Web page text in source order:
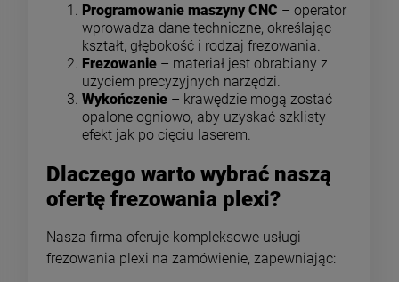
Programowanie maszyny CNC – operator
wprowadza dane techniczne, określając
kształt, głębokość i rodzaj frezowania.
Frezowanie – materiał jest obrabiany z
użyciem precyzyjnych narzędzi.
Wykończenie – krawędzie mogą zostać
opalone ogniowo, aby uzyskać szklisty
efekt jak po cięciu laserem.
Dlaczego warto wybrać naszą
ofertę frezowania plexi?
Nasza firma oferuje kompleksowe usługi
frezowania plexi na zamówienie, zapewniając: